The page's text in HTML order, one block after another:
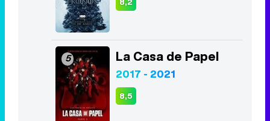
5 La Casa de Papel
2017 - 2021
8,5